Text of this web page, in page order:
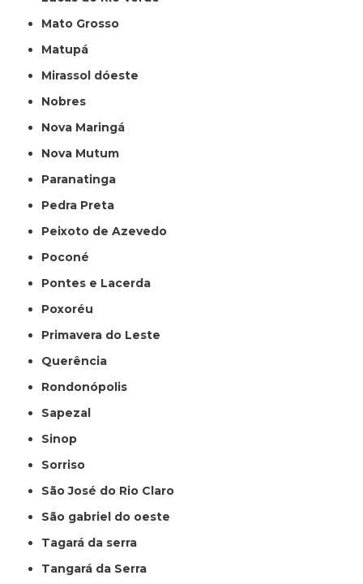
Mato Grosso
Matupá
Mirassol dóeste
Nobres
Nova Maringá
Nova Mutum
Paranatinga
Pedra Preta
Peixoto de Azevedo
Poconé
Pontes e Lacerda
Poxoréu
Primavera do Leste
Querência
Rondonópolis
Sapezal
Sinop
Sorriso
São José do Rio Claro
São gabriel do oeste
Tagará da serra
Tangará da Serra